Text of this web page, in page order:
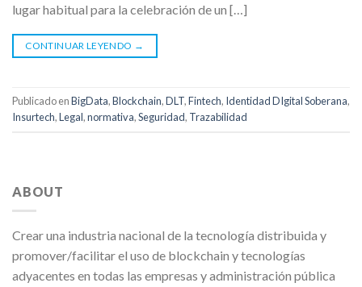
lugar habitual para la celebración de un […]
CONTINUAR LEYENDO →
Publicado enBigData,Blockchain,DLT,Fintech, Identidad DIgital Soberana,
Insurtech,Legal,normativa,Seguridad, Trazabilidad
ABOUT
Crear una industria nacional de la tecnología distribuida y
promover/facilitar el uso de blockchain y tecnologías
adyacentes en todas las empresas y administración pública